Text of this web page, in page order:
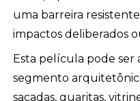
uma barreira
impactos deliberados
Esta película pode ser
segmento
sacadas, guaritas,